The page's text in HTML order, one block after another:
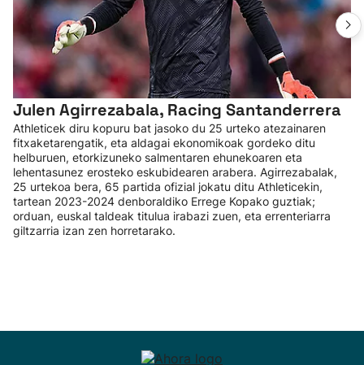
Julen Agirrezabala, Racing Santanderrera
Athleticek diru kopuru bat jasoko du 25 urteko atezainaren
fitxaketarengatik, eta aldagai ekonomikoak gordeko ditu
helburuen, etorkizuneko salmentaren ehunekoaren eta
lehentasunez erosteko eskubidearen arabera. Agirrezabalak,
25 urtekoa bera, 65 partida ofizial jokatu ditu Athleticekin,
tartean 2023-2024 denboraldiko Errege Kopako guztiak;
orduan, euskal taldeak titulua irabazi zuen, eta errenteriarra
giltzarria izan zen horretarako.